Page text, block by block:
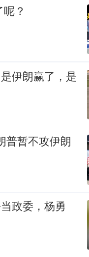
？
伊朗赢了，是
普暂不攻伊朗
政委，杨勇